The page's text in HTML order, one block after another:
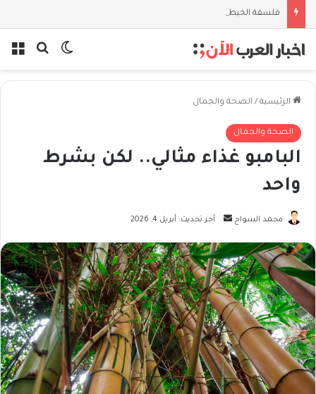
فلسفة الخيط والموج: نصف قرن في مدرسة البحر مع غسان المزيدي
بحثالوضع
الرئيسية / الصحة والجمال
الصحة والجمال
البامبو غذاء مثالي.. لكن بشرط
واحد
محمد السواح
أرسل
إلكترونيا
آخر تحديث: أبريل 4, 2026